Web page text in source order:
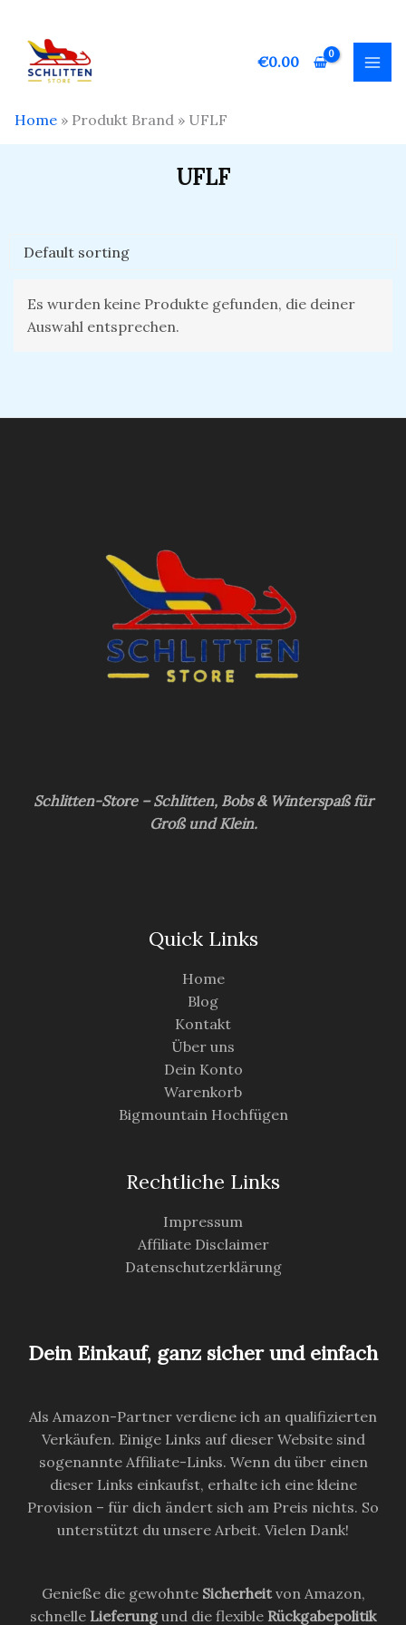
springen
€0.00
Home » Produkt Brand » UFLF
UFLF
Es wurden keine Produkte gefunden, die deiner
Auswahl entsprechen.
Schlitten-Store – Schlitten, Bobs & Winterspaß für
Groß und Klein.
Quick Links
Home
Blog
Kontakt
Über uns
Dein Konto
Warenkorb
Bigmountain Hochfügen
Rechtliche Links
Impressum
Affiliate Disclaimer
Datenschutzerklärung
Dein Einkauf, ganz sicher und einfach
Als Amazon-Partner verdiene ich an qualifizierten
Verkäufen. Einige Links auf dieser Website sind
sogenannte Affiliate-Links. Wenn du über einen
dieser Links einkaufst, erhalte ich eine kleine
Provision – für dich ändert sich am Preis nichts. So
unterstützt du unsere Arbeit. Vielen Dank!
Genieße die gewohnte Sicherheitvon Amazon,
schnelle Lieferungund die flexible Rückgabepolitik